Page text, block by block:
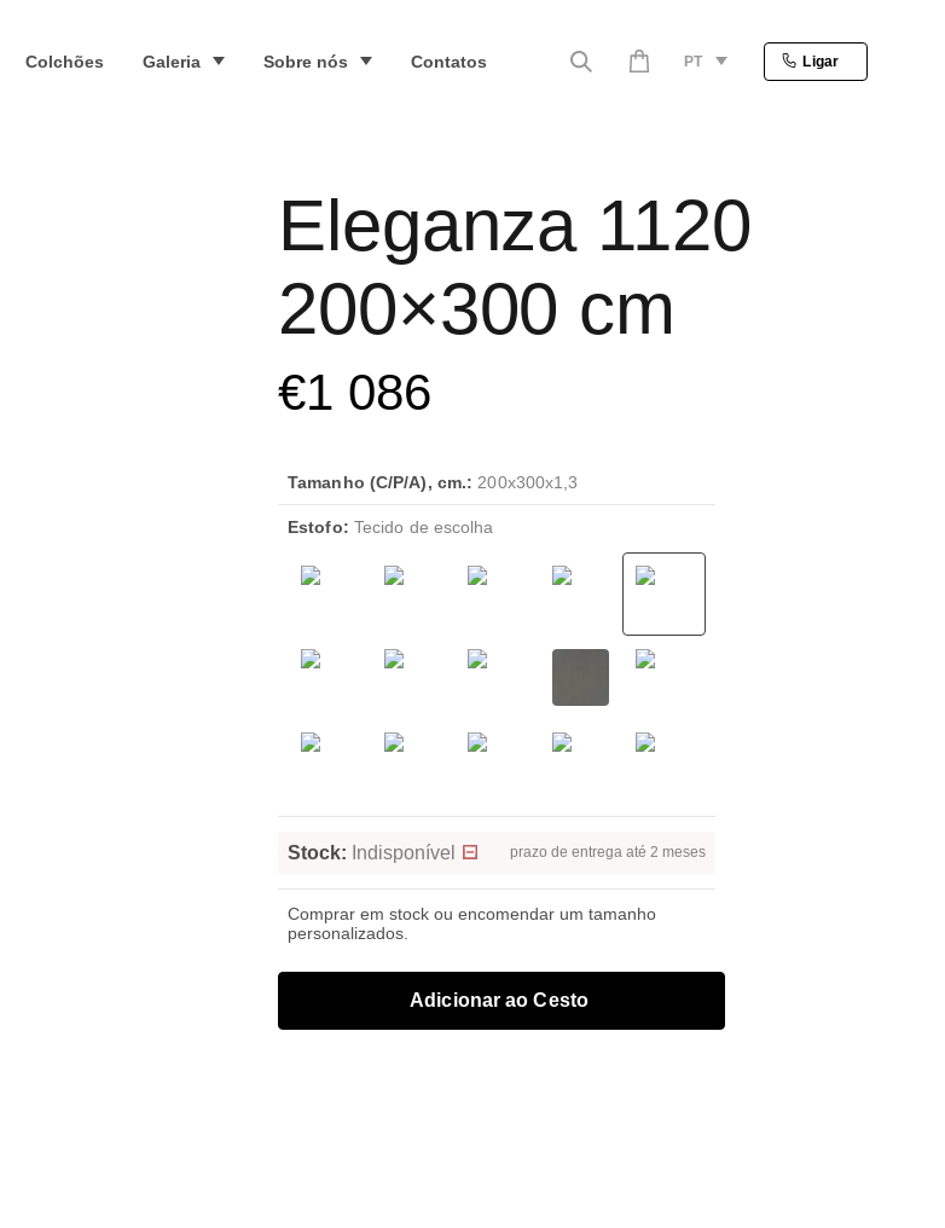
Colchões Galeria Sobre nós Contatos PT Ligar
Eleganza 1120
200×300 cm
€1 086
Tamanho (C/P/A), cm.: 200x300x1,3
Estofo: Tecido de escolha
Stock: Indisponível prazo de entrega até 2 meses
Comprar em stock ou encomendar um tamanho
personalizados.
Adicionar ao Cesto